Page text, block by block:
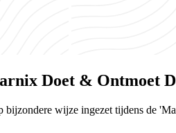
Doet & Ontmoet
wijze ingezet tijdens de